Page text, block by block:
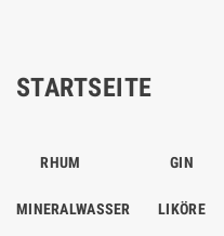
STARTSEITE
RHUM GIN
MINERALWASSER LIKÖRE